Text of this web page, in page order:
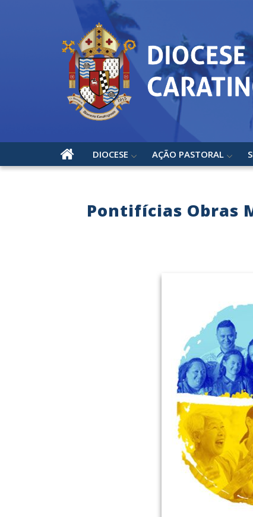
DIOCESE AÇÃO PASTORAL
Pontifícias Obras